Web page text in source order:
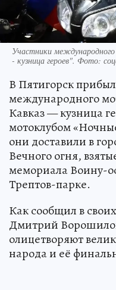
Участники
- кузница героев". Фото:
В Пятигорск
международного
Кавказ — кузница
мотоклубом
они доставили в
Вечного огня,
мемориала Воину-
Трептов-парке.
Как сообщил в
Дмитрий
олицетворяют
народа и её